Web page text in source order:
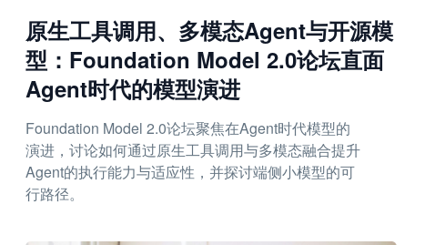
原生工具调用、多模态Agent与开源模
型：Foundation Model 2.0论坛直面
Agent时代的模型演进
Foundation Model 2.0论坛聚焦在Agent时代模型的
演进，讨论如何通过原生工具调用与多模态融合提升
Agent的执行能力与适应性，并探讨端侧小模型的可
行路径。